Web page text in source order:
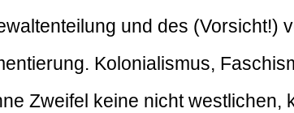
und des (Vorsicht!)
Kolonialismus,
Zweifel keine nicht